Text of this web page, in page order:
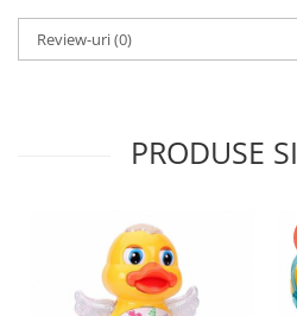
Review-uri(0)
PRODUSE